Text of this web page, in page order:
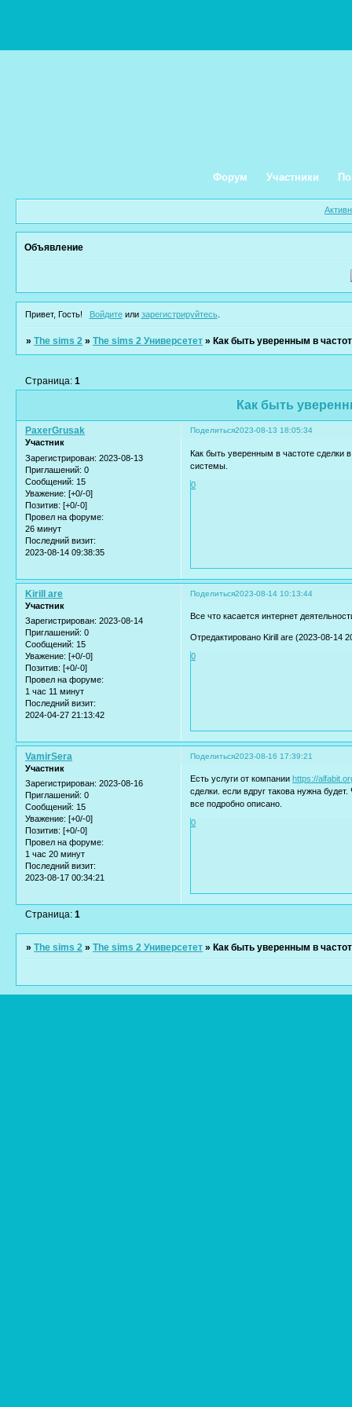
Форум Участники
Объявление
Привет, Гость! Войдитеили зарегистрируйтесь.
»The sims 2 »The sims 2 Универсетет » Как быть уверенным в
Как быть
Страница:1
Поделиться2023-08-13 18:05:34
PaxerGrusak
Участник
Зарегистрирован: 2023-08-13
Приглашений: 0
Сообщений: 15
Уважение: [+0/-0]
Позитив: [+0/-0]
Провел на форуме:
26 минут
Последний визит:
2023-08-14 09:38:35
Как быть уверенным в частоте сделки
системы.
0
Поделиться2023-08-14 10:13:44
Kirill are
Участник
Зарегистрирован: 2023-08-14
Приглашений: 0
Сообщений: 15
Уважение: [+0/-0]
Позитив: [+0/-0]
Провел на форуме:
1 час 11 минут
Последний визит:
2024-04-27 21:13:42
Все что касается интернет
Отредактировано Kirill are (2023-08-14
0
Поделиться2023-08-16 17:39:21
VamirSera
Участник
Зарегистрирован: 2023-08-16
Приглашений: 0
Сообщений: 15
Уважение: [+0/-0]
Позитив: [+0/-0]
Провел на форуме:
1 час 20 минут
Последний визит:
2023-08-17 00:34:21
Есть услуги от компании https://
сделки. если вдруг такова нужна
все подробно описано.
0
Страница:1
»The sims 2 »The sims 2 Универсетет »Как быть уверенным в